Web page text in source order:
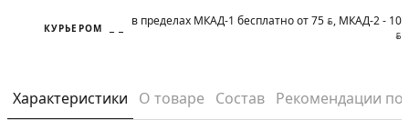
КУРЬЕРОМ в пределах МКАД-1 бесплатно от 75 BYN, МКАД-2 - 10
BYN
Характеристики О товаре Состав Рекомендации